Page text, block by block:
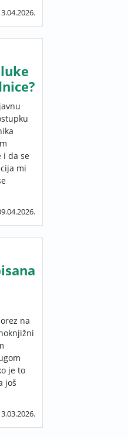
i da se
mi
na
je to
još